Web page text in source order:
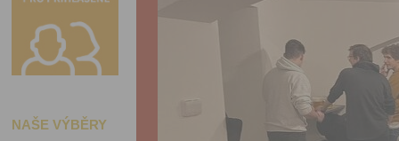
NAŠE VÝBĚRY